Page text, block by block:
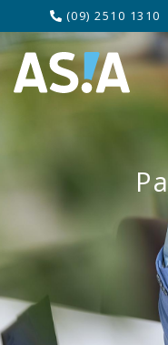
(09) 2510 1310